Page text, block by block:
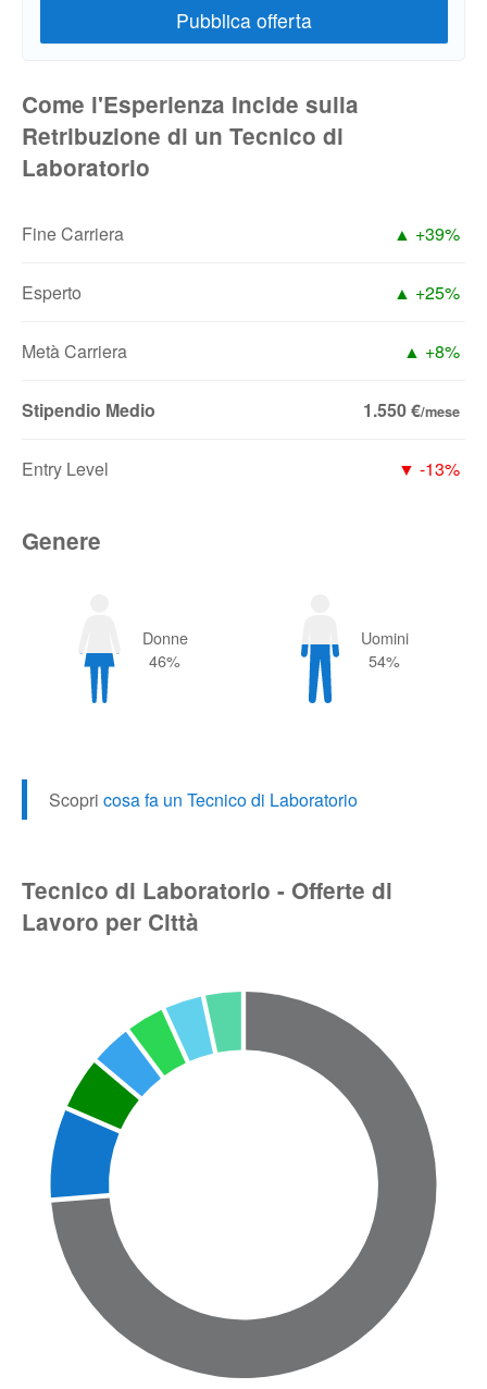
Come l'Esperienza Incide sulla
Retribuzione di un Tecnico di
Laboratorio
Fine Carriera ▲ +39%
Esperto ▲ +25%
Metà Carriera ▲ +8%
Stipendio Medio 1.550 €/mese
Entry Level ▼ -13%
Genere
Donne
46%
Uomini
54%
Scopri cosa fa un Tecnico di Laboratorio
Tecnico di Laboratorio - Offerte di
Lavoro per Città